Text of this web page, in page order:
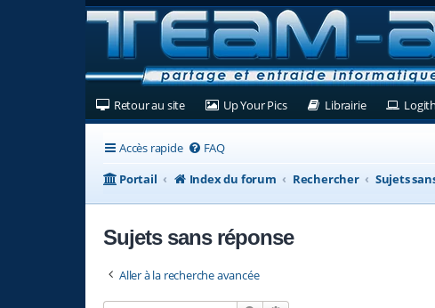
Retour au site(Ouvre un nouvel onglet)
Up Your Pics(Ouvre un nouvel onglet)
Librairie(Ouvre un
Accès rapide FAQ
Portail
Index du forum Rechercher Sujets
Sujets sans réponse
Aller à la recherche avancée